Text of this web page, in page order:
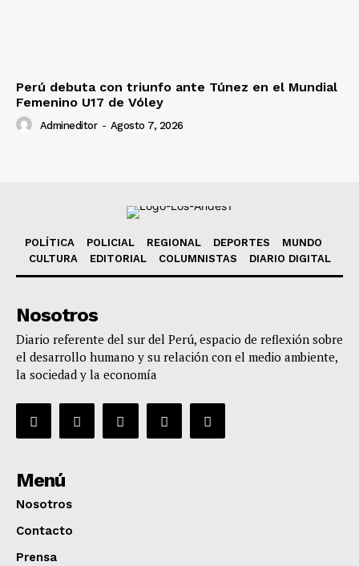
Perú debuta con triunfo ante Túnez en el Mundial
Femenino U17 de Vóley
Admineditor - Agosto 7, 2026
POLÍTICA POLICIAL REGIONAL DEPORTES
MUNDO
CULTURA
EDITORIAL COLUMNISTAS DIARIO DIGITAL
Nosotros
Diario referente del sur del Perú, espacio de reflexión sobre
el desarrollo humano y su relación con el medio ambiente,
la sociedad y la economía
Menú
Nosotros
Contacto
Prensa